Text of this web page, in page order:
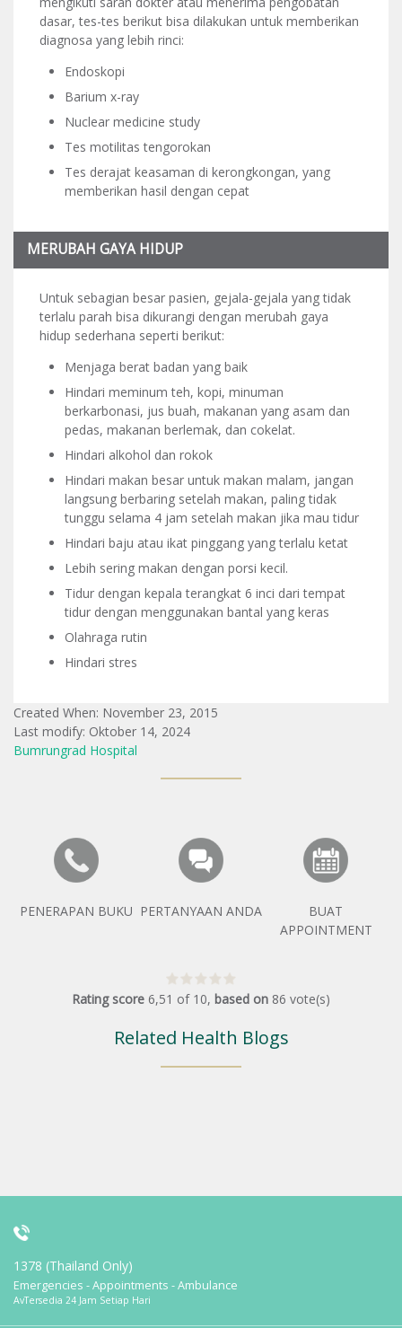
dasar, tes-tes berikut bisa dilakukan untuk memberikan
diagnosa yang lebih rinci:
Endoskopi
Barium x-ray
Nuclear medicine study
Tes motilitas tengorokan
Tes derajat keasaman di kerongkongan, yang
memberikan hasil dengan cepat
MERUBAH GAYA HIDUP
Untuk sebagian besar pasien, gejala-gejala yang tidak
terlalu parah bisa dikurangi dengan merubah gaya
hidup sederhana seperti berikut:
Menjaga berat badan yang baik
Hindari meminum teh, kopi, minuman
berkarbonasi, jus buah, makanan yang asam dan
pedas, makanan berlemak, dan cokelat.
Hindari alkohol dan rokok
Hindari makan besar untuk makan malam, jangan
langsung berbaring setelah makan, paling tidak
tunggu selama 4 jam setelah makan jika mau tidur
Hindari baju atau ikat pinggang yang terlalu ketat
Lebih sering makan dengan porsi kecil.
Tidur dengan kepala terangkat 6 inci dari tempat
tidur dengan menggunakan bantal yang keras
Olahraga rutin
Hindari stres
Created When: November 23, 2015
Last modify: Oktober 14, 2024
Bumrungrad Hospital
PENERAPAN BUKU PERTANYAAN ANDA
BUAT
APPOINTMENT
Rating score 6,51 of 10, based on 86 vote(s)
Related Health Blogs
1378 (Thailand Only)
Emergencies - Appointments - Ambulance
AvTersedia 24 Jam Setiap Hari